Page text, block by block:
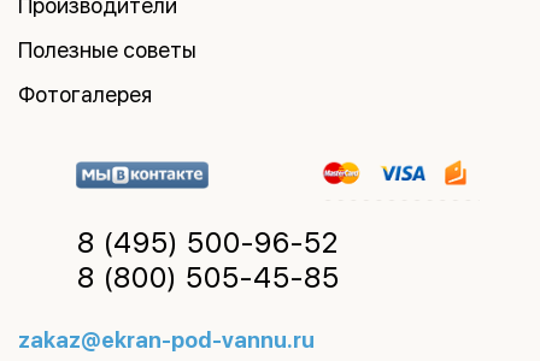
Производители
Полезные советы
Фотогалерея
8 (495) 500-96-52
8 (800) 505-45-85
zakaz@ekran-pod-vannu.ru